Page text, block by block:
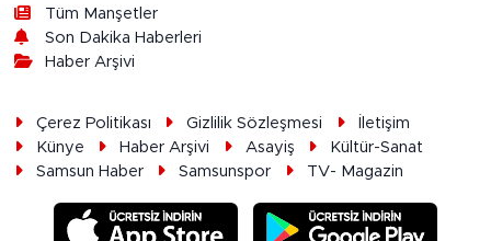
Tüm Manşetler
Son Dakika Haberleri
Haber Arşivi
Çerez Politikası Gizlilik Sözleşmesi
İletişim
Künye
Haber Arşivi Asayiş
Kültür-Sanat
Samsun Haber
Samsunspor TV- Magazin